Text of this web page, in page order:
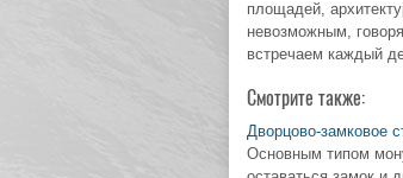
площадей,
невозможным,
встречаем каждый
Смотрите также:
Дворцово-замковое
Основным типом